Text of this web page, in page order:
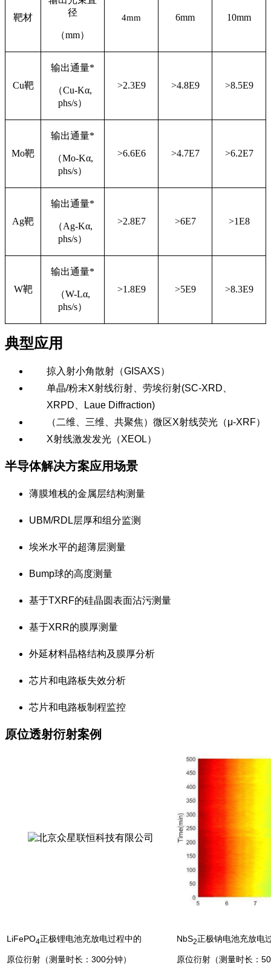
靶材
径
（mm）
4mm 6mm 10mm
Cu靶
输出通量*
（Cu-Kα,
phs/s）
>2.3E9 >4.8E9 >8.5E9
Mo靶
输出通量*
（Mo-Kα,
phs/s）
>6.6E6 >4.7E7 >6.2E7
Ag靶
输出通量*
（Ag-Kα,
phs/s）
>2.8E7 >6E7 >1E8
W靶
输出通量*
（W-Lα,
phs/s）
>1.8E9 >5E9 >8.3E9
典型应用
掠入射小角散射（GISAXS）
单晶/粉末X射线衍射、劳埃衍射(SC-XRD、
XRPD、Laue Diffraction)
（二维、三维、共聚焦）微区X射线荧光（μ-XRF）
X射线激发发光（XEOL）
半导体解决方案应用场景
薄膜堆栈的金属层结构测量
UBM/RDL层厚和组分监测
埃米水平的超薄层测量
Bump球的高度测量
基于TXRF的硅晶圆表面沾污测量
基于XRR的膜厚测量
外延材料晶格结构及膜厚分析
芯片和电路板失效分析
芯片和电路板制程监控
原位透射衍射案例
LiFePO4正极锂电池充放电过程中的
原位衍射（测量时长： 300分钟）
NbS2正极钠电池充放电
原位衍射（测量时长：